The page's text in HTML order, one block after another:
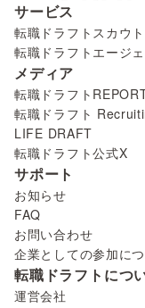
サービス
転職ドラフトスカウト
転職ドラフトエージ
メディア
転職ドラフト
転職ドラフト
LIFE DRAFT
転職ドラフト公式X
サポート
お知らせ
FAQ
お問い合わせ
企業としての参加に
転職ドラフトにつ
運営会社